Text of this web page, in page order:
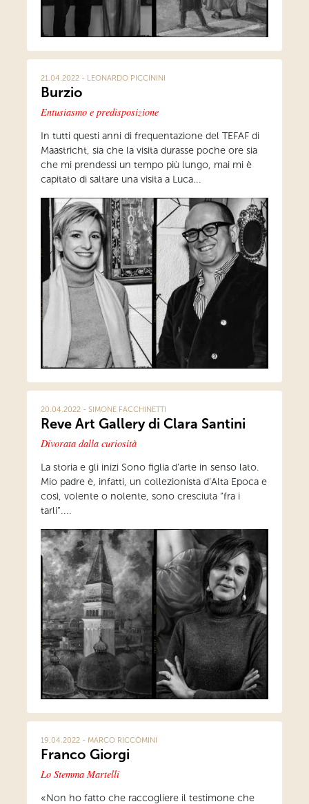
21.04.2022 - LEONARDO PICCININI
Burzio
Entusiasmo e predisposizione
In tutti questi anni di frequentazione del TEFAF di
Maastricht, sia che la visita durasse poche ore sia
che mi prendessi un tempo più lungo, mai mi è
capitato di saltare una visita a Luca...
20.04.2022 - SIMONE FACCHINETTI
Reve Art Gallery di Clara Santini
Divorata dalla curiosità
La storia e gli inizi Sono figlia d’arte in senso lato.
Mio padre è, infatti, un collezionista d’Alta Epoca e
così, volente o nolente, sono cresciuta “fra i
tarli”....
19.04.2022 - MARCO RICCÒMINI
Franco Giorgi
Lo Stemma Martelli
«Non ho fatto che raccogliere il testimone che